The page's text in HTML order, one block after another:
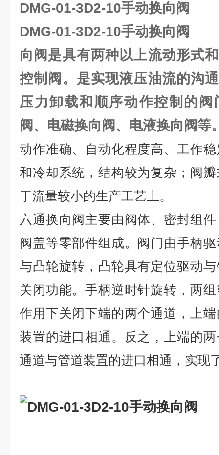
DMG-01-3D2-10手动换向阀
DMG-01-3D2-10手动换向阀
向阀是具有两种以上流动形式
控制阀。是实现液压油流的沟
压力卸载和顺序动作控制的
阀、电磁换向阀、电液换向阀等
动作准确、自动化程度高、工作
和冷却系统，结构较为复杂；阀
于流量较小的生产工艺上。
六通换向阀主要由阀体、密封组
阀盖等零部件组成。阀门由手柄
与凸轮旋转，凸轮具有定位驱动
关闭功能。手柄逆时针旋转，两
作用下关闭下端的两个通道，上
装置的进口相通。反之，上端的
通道与管道装置的进口相通，实现